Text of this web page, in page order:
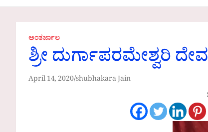
ಅಂತರ್ಜಾಲ
ಶ್ರೀ ದುರ್ಗಾಪರಮೇಶ್ವರಿ
April 14, 2020shubhakara Jain